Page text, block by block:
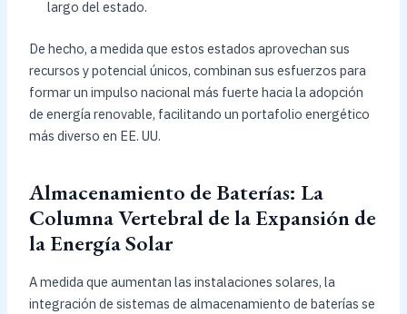
largo del estado.
De hecho, a medida que estos estados aprovechan sus
recursos y potencial únicos, combinan sus esfuerzos para
formar un impulso nacional más fuerte hacia la adopción
de energía renovable, facilitando un portafolio energético
más diverso en EE. UU.
Almacenamiento de Baterías: La
Columna Vertebral de la Expansión de
la Energía Solar
A medida que aumentan las instalaciones solares, la
integración de sistemas de almacenamiento de baterías se